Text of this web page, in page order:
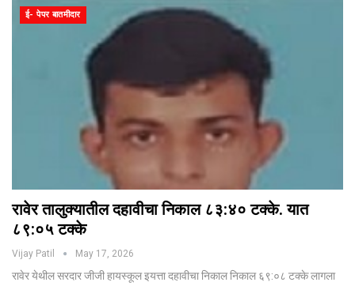
ई- पेपर बातमीदार
रावेर तालुक्यातील दहावीचा निकाल ८३:४० टक्के. यात
८९:०५ टक्के
Vijay Patil May 17, 2026
रावेर येथील सरदार जीजी हायस्कूल इयत्ता दहावीचा निकाल निकाल ६९:०८ टक्के लागला